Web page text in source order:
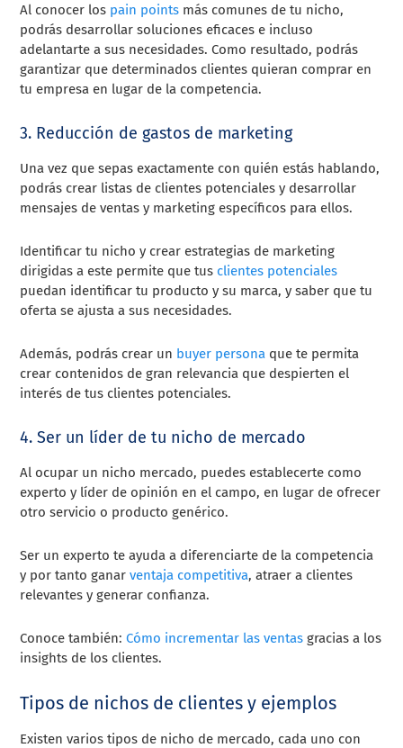
Al conocer los pain points más comunes de tu nicho,
podrás desarrollar soluciones eficaces e incluso
adelantarte a sus necesidades. Como resultado, podrás
garantizar que determinados clientes quieran comprar en
tu empresa en lugar de la competencia.
3. Reducción de gastos de marketing
Una vez que sepas exactamente con quién estás hablando,
podrás crear listas de clientes potenciales y desarrollar
mensajes de ventas y marketing específicos para ellos.
Identificar tu nicho y crear estrategias de marketing
dirigidas a este permite que tus clientes potenciales
puedan identificar tu producto y su marca, y saber que tu
oferta se ajusta a sus necesidades.
Además, podrás crear un buyer persona que te permita
crear contenidos de gran relevancia que despierten el
interés de tus clientes potenciales.
4. Ser un líder de tu nicho de mercado
Al ocupar un nicho mercado, puedes establecerte como
experto y líder de opinión en el campo, en lugar de ofrecer
otro servicio o producto genérico.
Ser un experto te ayuda a diferenciarte de la competencia
y por tanto ganarventaja competitiva, atraer a clientes
relevantes y generar confianza.
Conoce también:Cómo incrementar las ventas gracias a los
insights de los clientes.
Tipos de nichos de clientes y ejemplos
Existen varios tipos de nicho de mercado, cada uno con